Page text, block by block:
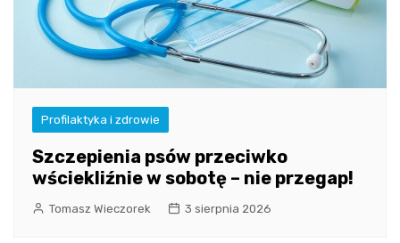
Profilaktyka i zdrowie
Szczepienia psów przeciwko
wściekliźnie w sobotę – nie przegap!
Tomasz Wieczorek 3 sierpnia 2026